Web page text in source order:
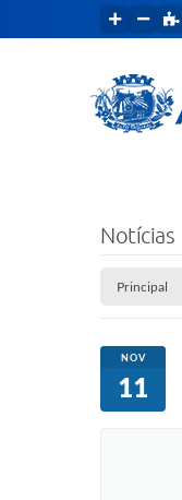
Notícias
Principal
NOV
11